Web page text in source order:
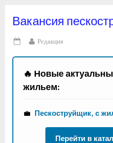
Вакансия
Posted
on
By
Редакция
🔥 Новые
жильем:
💼 Пескоструйщик, с
Перейти в